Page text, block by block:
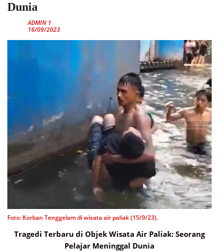
Dunia
ADMIN 1
16/09/2023
Foto: Korban Tenggelam di wisata air paliak (15/9/23).
Tragedi Terbaru di Objek Wisata Air Paliak: Seorang
Pelajar Meninggal Dunia